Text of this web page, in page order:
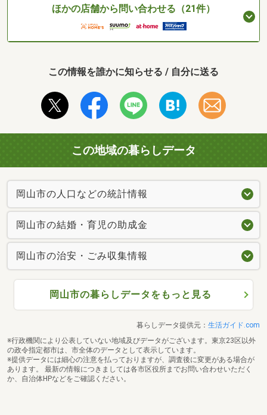
ほかの店舗から問い合わせる（21件）
この情報を誰かに知らせる / 自分に送る
この地域の暮らしデータ
岡山市の人口などの統計情報
岡山市の結婚・育児の助成金
岡山市の治安・ごみ収集情報
岡山市の暮らしデータをもっと見る
暮らしデータ提供元： 生活ガイド.com
※行政機関により公表していない地域及びデータがございます。東京23区以外
の政令指定都市は、市全体のデータとして表示しています。
※提供データには細心の注意を払っておりますが、調査後に変更がある場合が
あります。 最新の情報につきましては各市区役所までお問い合わせいただく
か、自治体HPなどをご確認ください。